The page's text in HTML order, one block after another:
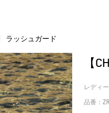
ントサービス終了のお知らせ
ラッシュガード
【
レディ
品番：